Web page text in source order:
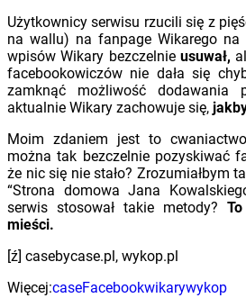
Użytkownicy serwisu rzucili się z
na wallu) na fanpage Wikarego na
wpisów Wikary bezczelnie usuwał,
facebookowiczów nie dała się
zamknąć możliwość
aktualnie Wikary zachowuje się,
Moim zdaniem jest to
można tak bezczelnie pozyskiwać
że nic się nie stało? Zrozumiałbym
“Strona domowa Jana
serwis stosował takie metody?
mieści.
[ź] casebycase.pl, wykop.pl
Więcej:caseFacebookwikarywykop